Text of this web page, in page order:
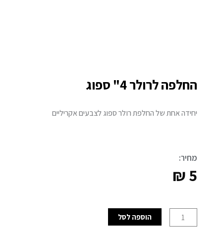
החלפה לרולר 4" ספוג
יחידה אחת של החלפת רולר ספוג לצבעים אקריליים
מחיר:
₪5
של
הוספה לסל